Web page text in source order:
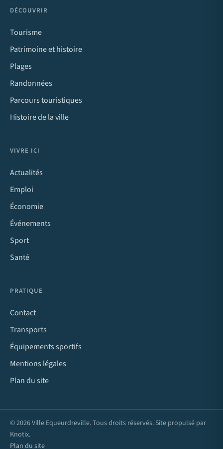
DÉCOUVRIR
Tourisme
Patrimoine et histoire
Plages
Randonnées
Parcours touristiques
Histoire de la ville
VIVRE ICI
Actualités
Emploi
Économie
Événements
Sport
Santé
PRATIQUE
Contact
Transports
Équipements sportifs
Mentions légales
Plan du site
© 2026 Ville Equeurdreville. Tous droits réservés. Site propulsé par
Knotix.
Plan du site